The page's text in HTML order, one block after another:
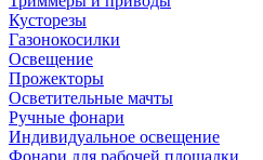
Кусторезы
Газонокосилки
Освещение
Прожекторы
Осветительные мачты
Ручные фонари
Индивидуальное освещение
Фонари для рабочей площадки